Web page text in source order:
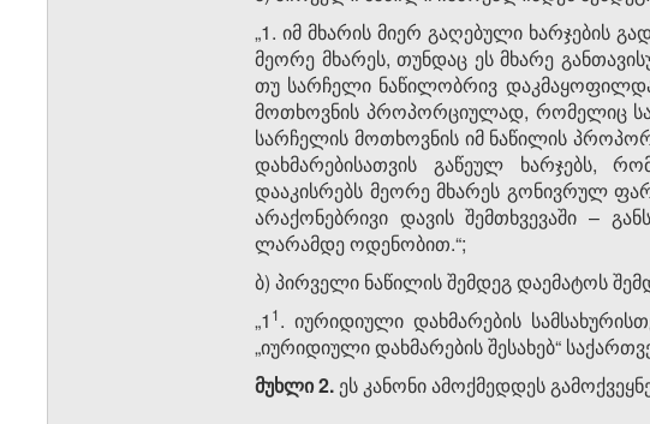
„1. იმ მხარის მიერ გაღებული ხარჯების
მეორე მხარეს, თუნდაც ეს მხარე
თუ სარჩელი ნაწილობრივ
მოთხოვნის პროპორციულად, რომელიც
სარჩელის მოთხოვნის იმ ნაწილის
დახმარებისათვის გაწეულ ხარჯებს,
დააკისრებს მეორე მხარეს გონივრულ
არაქონებრივი დავის შემთხვევაში –
ლარამდე ოდენობით.“;
ბ) პირველი ნაწილის შემდეგ დაემატოს
„1 ​1. იურიდიული დახმარების
„იურიდიული დახმარების შესახებ“
მუხლი 2. ეს კანონი ამოქმედდეს